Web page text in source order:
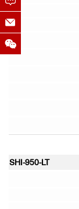
SHI-950-LT